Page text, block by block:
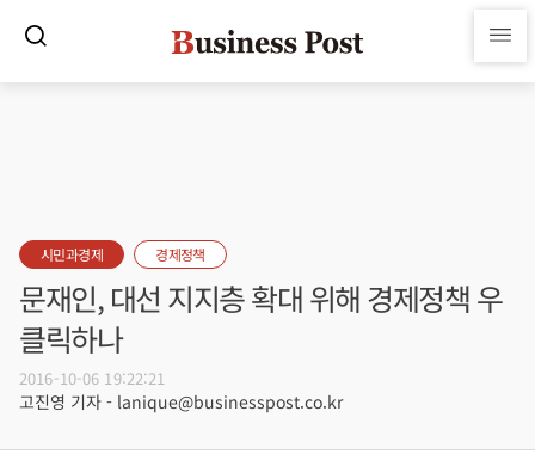
시민과경제 경제정책
문재인, 대선 지지층 확대 위해 경제정책 우
클릭하나
2016-10-06 19:22:21
고진영 기자 - lanique@businesspost.co.kr